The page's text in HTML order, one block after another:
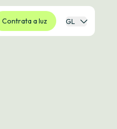
Contrata a luz GL